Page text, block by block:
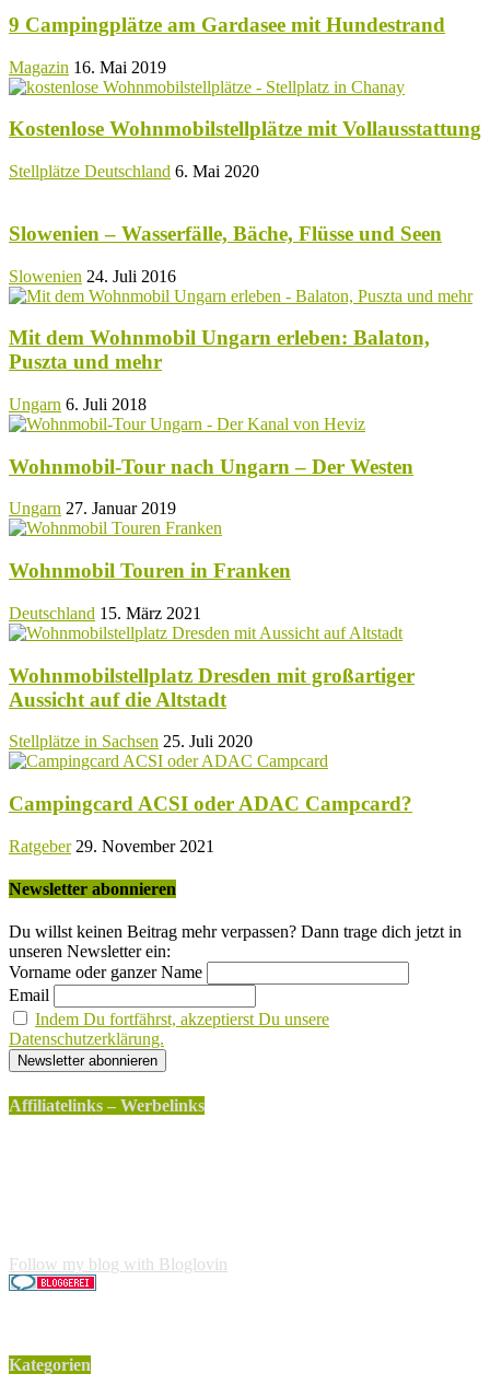
9 Campingplätze am Gardasee mit Hundestrand
Magazin 16. Mai 2019
Kostenlose Wohnmobilstellplätze mit Vollausstattung
Stellplätze Deutschland 6. Mai 2020
Slowenien – Wasserfälle, Bäche, Flüsse und Seen
Slowenien 24. Juli 2016
Mit dem Wohnmobil Ungarn erleben: Balaton,
Puszta und mehr
Ungarn 6. Juli 2018
Wohnmobil-Tour nach Ungarn – Der Westen
Ungarn 27. Januar 2019
Wohnmobil Touren in Franken
Deutschland 15. März 2021
Wohnmobilstellplatz Dresden mit großartiger
Aussicht auf die Altstadt
Stellplätze in Sachsen 25. Juli 2020
Campingcard ACSI oder ADAC Campcard?
Ratgeber 29. November 2021
Newsletter abonnieren
Du willst keinen Beitrag mehr verpassen? Dann trage dich jetzt in
unseren Newsletter ein:
Vorname oder ganzer Name
Email
Indem Du fortfährst, akzeptierst Du unsere
Datenschutzerklärung.
Affiliatelinks – Werbelinks
Follow my blog with Bloglovin
Kategorien